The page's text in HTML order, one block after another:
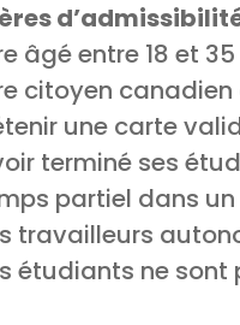
âgé entre 18 et
citoyen
une carte
terminé ses
partiel dans
travailleurs
étudiants ne